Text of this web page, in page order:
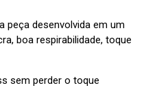
peça desenvolvida em um
boa respirabilidade, toque
sem perder o toque